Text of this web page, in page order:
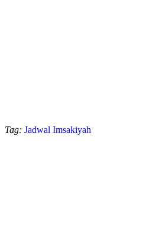
Tag: Jadwal Imsakiyah